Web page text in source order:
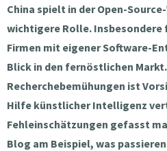
China spielt in der Open-
wichtigere Rolle.
Firmen mit eigener Software-
Blick in den fernöstlichen
Recherchebemühungen ist
Hilfe künstlicher Intelligenz
Fehleinschätzungen gefasst
Blog am Beispiel, was